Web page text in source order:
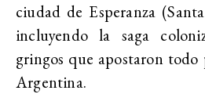
ciudad de Esperanza
incluyendo la saga
gringos que apostaron
Argentina.